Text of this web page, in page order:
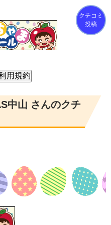
クチコミ
投稿
中山 さんのクチ